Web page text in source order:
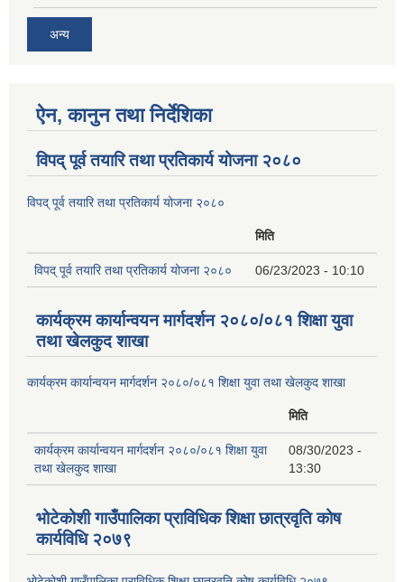
अन्य
ऐन, कानुन तथा निर्देशिका
विपद् पूर्व तयारि तथा प्रतिकार्य योजना २०८०
विपद् पूर्व तयारि तथा प्रतिकार्य योजना २०८०
मिति
विपद् पूर्व तयारि तथा प्रतिकार्य योजना २०८० 06/23/2023 - 10:10
कार्यक्रम कार्यान्वयन मार्गदर्शन २०८०/०८१ शिक्षा युवा
तथा खेलकुद शाखा
कार्यक्रम कार्यान्वयन मार्गदर्शन २०८०/०८१ शिक्षा युवा तथा खेलकुद शाखा
मिति
कार्यक्रम कार्यान्वयन मार्गदर्शन २०८०/०८१ शिक्षा युवा
तथा खेलकुद शाखा
08/30/2023 -
13:30
भोटेकोशी गाउँपालिका प्राविधिक शिक्षा छात्रवृति कोष
कार्यविधि २०७९